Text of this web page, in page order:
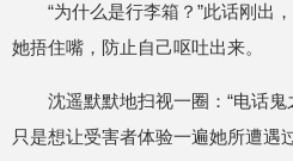
“为什么是行李箱？”此话刚出
她捂住嘴，防止自己呕吐出来。
沈遥默默地扫视一圈：“电话
只是想让受害者体验一遍她所遭遇